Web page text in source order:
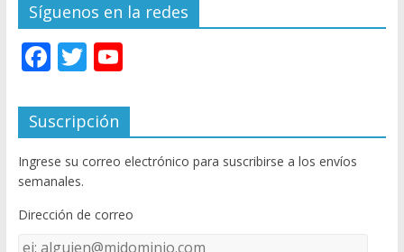
Síguenos en la redes
F
e
b
o
o
k
T
itt
er
Y
u
T
u
e
Suscripción
Ingrese su correo electrónico para suscribirse a los envíos
semanales.
Dirección de correo
Dirección